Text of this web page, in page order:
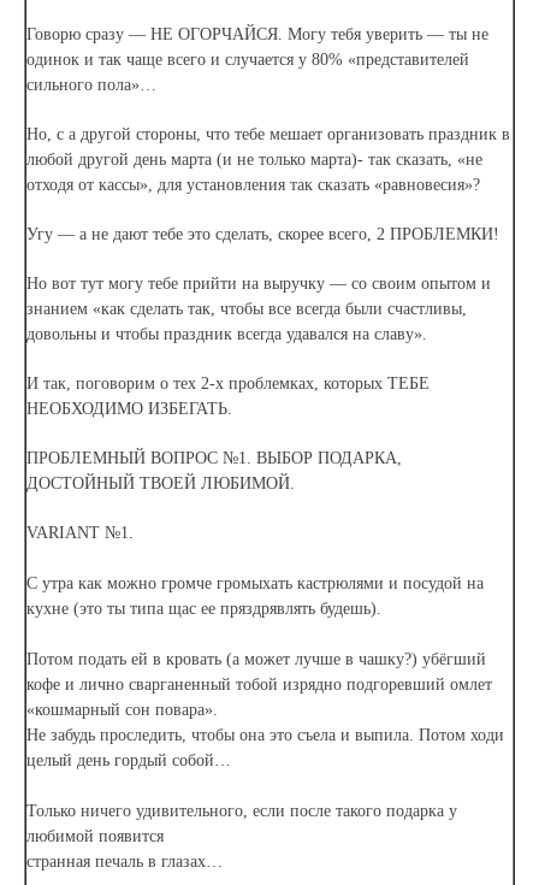
Говорю сразу — НЕ ОГОРЧАЙСЯ. Могу тебя уверить — ты не
одинок и так чаще всего и случается у 80% «представителей
сильного пола»…
Но, с а другой стороны, что тебе мешает организовать праздник в
любой другой день марта (и не только марта)- так сказать, «не
отходя от кассы», для установления так сказать «равновесия»?
Угу — а не дают тебе это сделать, скорее всего, 2 ПРОБЛЕМКИ!
Но вот тут могу тебе прийти на выручку — со своим опытом и
знанием «как сделать так, чтобы все всегда были счастливы,
довольны и чтобы праздник всегда удавался на славу».
И так, поговорим о тех 2-х проблемках, которых ТЕБЕ
НЕОБХОДИМО ИЗБЕГАТЬ.
ПРОБЛЕМНЫЙ ВОПРОС №1. ВЫБОР ПОДАРКА,
ДОСТОЙНЫЙ ТВОЕЙ ЛЮБИМОЙ.
VARIANT №1.
С утра как можно громче громыхать кастрюлями и посудой на
кухне (это ты типа щас ее пряздрявлять будешь).
Потом подать ей в кровать (а может лучше в чашку?) убёгший
кофе и лично сварганенный тобой изрядно подгоревший омлет
«кошмарный сон повара».
Не забудь проследить, чтобы она это съела и выпила. Потом ходи
целый день гордый собой…
Только ничего удивительного, если после такого подарка у
любимой появится
странная печаль в глазах…